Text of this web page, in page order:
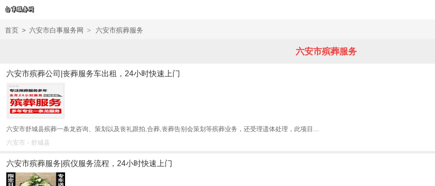
首页 > 六安市白事服务网 > 六安市殡葬服务
六安市殡葬服务
六安市殡葬公司|丧葬服务车出租，24小时快速上门
六安市舒城县殡葬一条龙咨询、策划以及丧礼跟拍,合葬,丧葬告别会策划等殡葬业务，还受理遗体处理，此项目...
六安市 - 舒城县
六安市殡葬服务|殡仪服务流程，24小时快速上门